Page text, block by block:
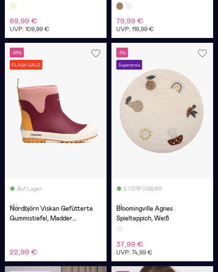
69,99 €
UVP: 109,99 €
79,99 €
UVP: 119,99 €
-58%
FLASH SALE
Auf Lager
(6)
Nordbjörn Viskan Gefütterte
Gummistiefel, Madder
22,99 €
-5%
Superpreis
2 VERFÜGBAR
(1)
Bloomingville Agnes
Spielteppich, Weiß
37,99 €
UVP: 74,99 €